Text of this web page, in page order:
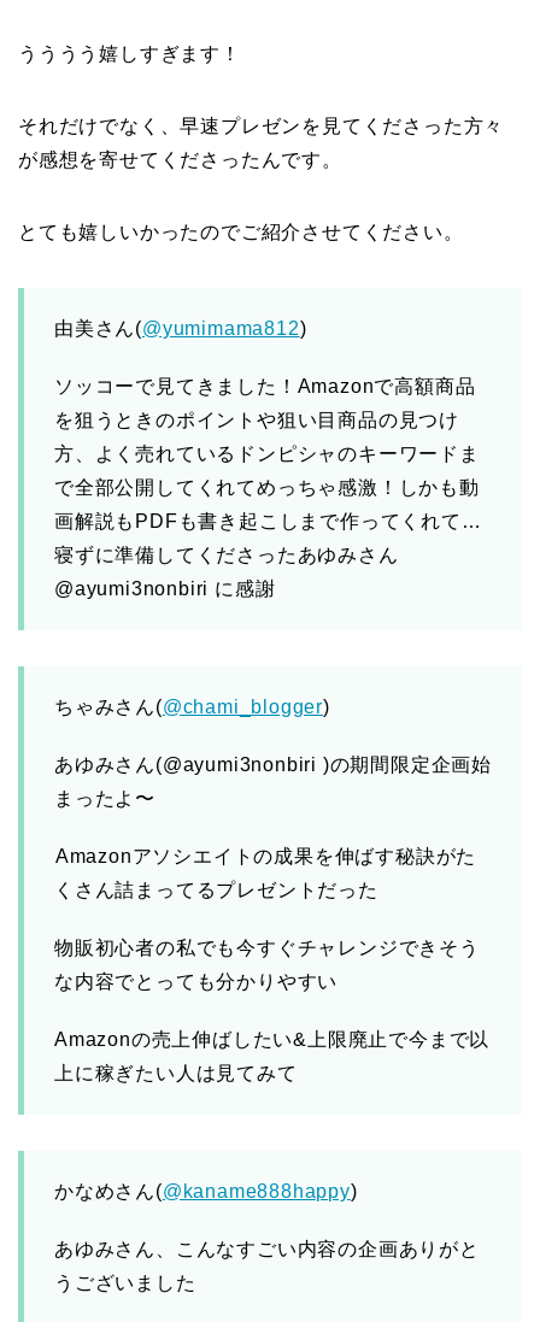
うううう嬉しすぎます！
それだけでなく、早速プレゼンを見てくださった方々
が感想を寄せてくださったんです。
とても嬉しいかったのでご紹介させてください。
由美さん(@yumimama812)
ソッコーで見てきました！Amazonで高額商品
を狙うときのポイントや狙い目商品の見つけ
方、よく売れているドンピシャのキーワードま
で全部公開してくれてめっちゃ感激！しかも動
画解説もPDFも書き起こしまで作ってくれて…
寝ずに準備してくださったあゆみさん
@ayumi3nonbiri に感謝
ちゃみさん(@chami_blogger)
あゆみさん(@ayumi3nonbiri )の期間限定企画始
まったよ〜
️Amazonアソシエイトの成果を伸ばす秘訣がた
くさん詰まってるプレゼントだった
物販初心者の私でも今すぐチャレンジできそう
な内容でとっても分かりやすい
Amazonの売上伸ばしたい&上限廃止で今まで以
上に稼ぎたい人は見てみて
かなめさん(@kaname888happy)
あゆみさん、こんなすごい内容の企画ありがと
うございました